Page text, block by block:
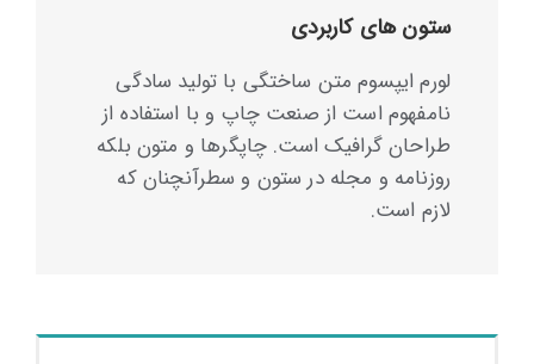
ستون های کاربردی
لورم ایپسوم متن ساختگی با تولید سادگی
نامفهوم است از صنعت چاپ و با استفاده از
طراحان گرافیک است. چاپگرها و متون بلکه
روزنامه و مجله در ستون و سطرآنچنان که
لازم است.